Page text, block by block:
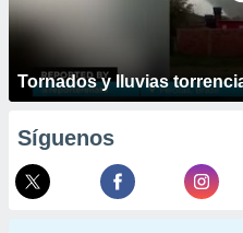
Tornados y lluvias
Síguenos